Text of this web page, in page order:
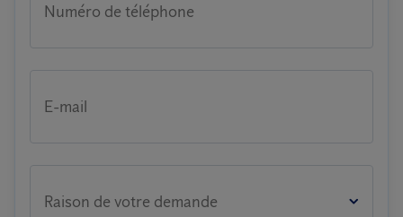
Numéro de téléphone
E-mail
Raison de votre demande